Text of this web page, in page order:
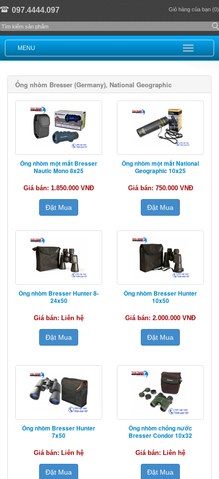
097.4444.097 Giỏ hàng của bạn (0)
MENU
Ống nhòm Bresser (Germany), National Geographic
Ống nhòm một mắt Bresser
Nautic Mono 8x25
Giá bán: 1.850.000 VNĐ
Đặt Mua
Ống nhòm một mắt National
Geographic 10x25
Giá bán: 750.000 VNĐ
Đặt Mua
Ống nhòm Bresser Hunter 8-
24x50
Giá bán: Liên hệ
Đặt Mua
Ống nhòm Bresser Hunter
10x50
Giá bán: 2.000.000 VNĐ
Đặt Mua
Ống nhòm Bresser Hunter
7x50
Giá bán: Liên hệ
Đặt Mua
Ống nhòm chống nước
Bresser Condor 10x32
Giá bán: Liên hệ
Đặt Mua